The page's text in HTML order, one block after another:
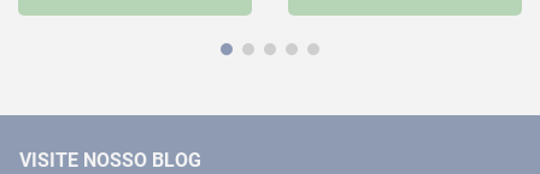
VISITE NOSSO BLOG